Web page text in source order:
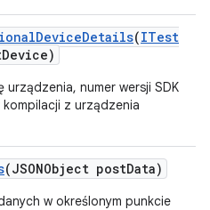
DeviceDetails(ITest
Device)
urządzenia, numer wersji SDK
z urządzenia
(JSONObject postData)
w określonym punkcie